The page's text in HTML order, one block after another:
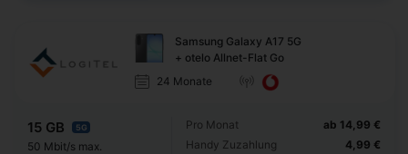
Samsung Galaxy A17 5G
+ otelo Allnet-Flat Go
24 Monate
15 GB 5G
50 Mbit/s max.
Pro Monat
Handy Zuzahlung
ab 14,99 €
4,99 €